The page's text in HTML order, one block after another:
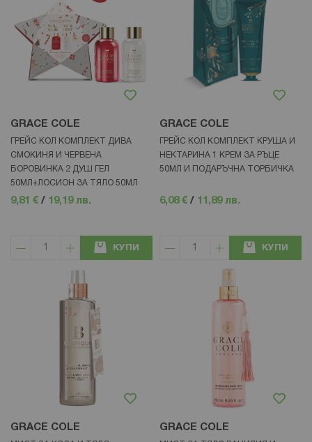
GRACE COLE
ГРЕЙС КОЛ КОМПЛЕКТ ДИВА
СМОКИНЯ И ЧЕРВЕНА
БОРОВИНКА 2 ДУШ ГЕЛ
50МЛ+ЛОСИОН ЗА ТЯЛО 50МЛ
9,81 € / 19,19 лв.
КУПИ
GRACE COLE
ГРЕЙС КОЛ КОМПЛЕКТ КРУША И
НЕКТАРИНА 1 КРЕМ ЗА РЪЦЕ
50МЛ И ПОДАРЪЧНА ТОРБИЧКА
6,08 € / 11,89 лв.
КУПИ
GRACE COLE GRACE COLE